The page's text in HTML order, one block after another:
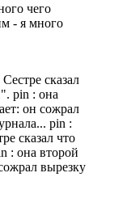
чего
- я много
сказал
pin : она
он сожрал
pin :
сказал что
: она второй
вырезку